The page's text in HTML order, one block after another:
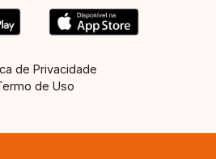
de Privacidade
de Uso